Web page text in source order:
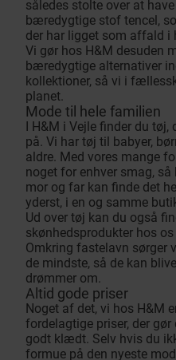
således stolte over at
bæredygtige stof tencel,
der har ligget som affald i
Vi gør hos H&M desuden
bæredygtige alternativer
kollektioner, så vi i
planet.
Mode til hele familien
I H&M i Vejle finder du
på. Vi har tøj til babyer,
aldre. Med vores mange
noget for enhver smag, så
mor og far kan finde det
yderst, i en og samme
Ud over tøj kan du også
skønhedsprodukter hos
Omkring fastelavn sørger
de mindste, så de kan
drømmer om.
Altid gode priser
Noget af det, vi hos H&M
fordelagtige priser, der
godt klædt. Selv hvis du
formue på den nyeste